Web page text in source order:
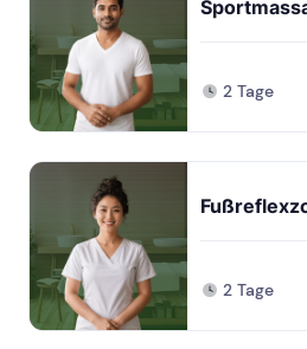
2 Tage
2 Tage